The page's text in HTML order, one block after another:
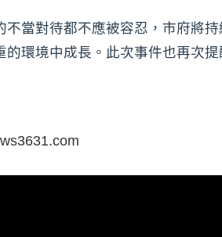
當對待都不應被容忍，市府將
環境中成長。此次事件也再次